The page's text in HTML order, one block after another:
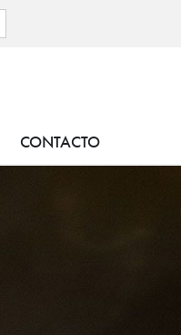
CONTACTO